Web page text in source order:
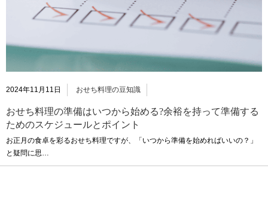
2024年11月11日 おせち料理の豆知識
おせち料理の準備はいつから始める?余裕を持って準備する
ためのスケジュールとポイント
お正月の食卓を彩るおせち料理ですが、「いつから準備を始めればいいの？」
と疑問に思…